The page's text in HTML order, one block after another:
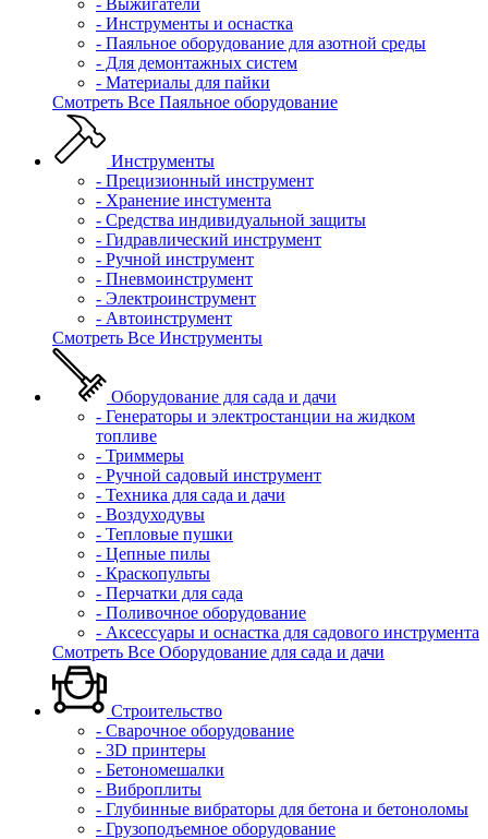
- Выжигатели
- Инструменты и оснастка
- Паяльное оборудование для азотной среды
- Для демонтажных систем
- Материалы для пайки
Смотреть Все Паяльное оборудование
Инструменты
- Прецизионный инструмент
- Хранение инстумента
- Средства индивидуальной защиты
- Гидравлический инструмент
- Ручной инструмент
- Пневмоинструмент
- Электроинструмент
- Автоинструмент
Смотреть Все Инструменты
Оборудование для сада и дачи
- Генераторы и электростанции на жидком
топливе
- Триммеры
- Ручной садовый инструмент
- Техника для сада и дачи
- Воздуходувы
- Тепловые пушки
- Цепные пилы
- Краскопульты
- Перчатки для сада
- Поливочное оборудование
- Аксессуары и оснастка для садового инструмента
Смотреть Все Оборудование для сада и дачи
Строительство
- Сварочное оборудование
- 3D принтеры
- Бетономешалки
- Виброплиты
- Глубинные вибраторы для бетона и бетоноломы
- Грузоподъемное оборудование